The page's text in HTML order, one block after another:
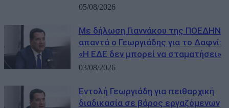
05/08/2026
Με δήλωση Γιαννάκου της ΠΟΕΔΗΝ
απαντά ο Γεωργιάδης για το Δαφνί:
«Η ΕΔΕ δεν μπορεί να σταματήσει»
03/08/2026
Εντολή Γεωργιάδη για πειθαρχική
διαδικασία σε βάρος εργαζόμενων